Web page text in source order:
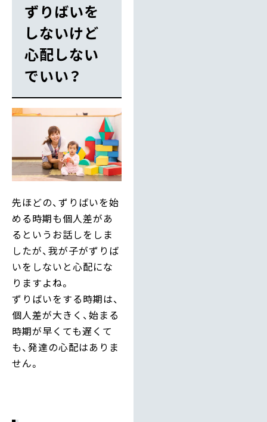
ずりばいを
しないけど
心配しない
でいい？
先ほどの、ずりばいを始
める時期も個人差があ
るというお話しをしま
したが、我が子がずりば
いをしないと心配にな
りますよね。
ずりばいをする時期は、
個人差が大きく、始まる
時期が早くても遅くて
も、発達の心配はありま
せん。